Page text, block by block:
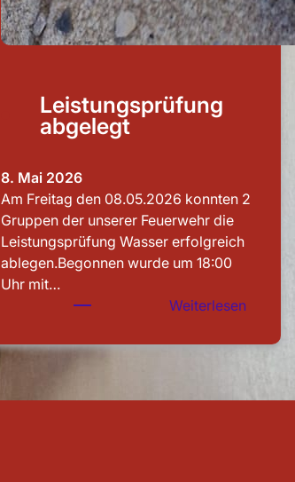
Leistungsprüfung
abgelegt
8. Mai 2026
Am Freitag den 08.05.2026 konnten 2
Gruppen der unserer Feuerwehr die
Leistungsprüfung Wasser erfolgreich
ablegen.Begonnen wurde um 18:00
Uhr mit…
Weiterlesen
abgelegt